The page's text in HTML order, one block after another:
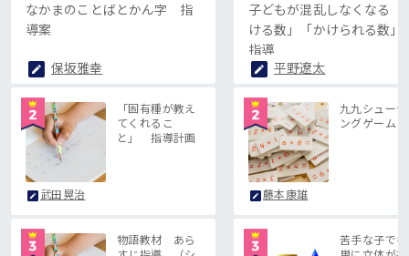
なかまのことばとかん字 指
導案
保坂雅幸
武田晃治
「固有種が教え
てくれるこ
と」 指導計画
物語教材 あら
子どもが混乱しなくなる「
ける数」「かけられる数」
指導
平野遼太
藤本康雄
九九シューテ
ングゲーム
苦手な子で